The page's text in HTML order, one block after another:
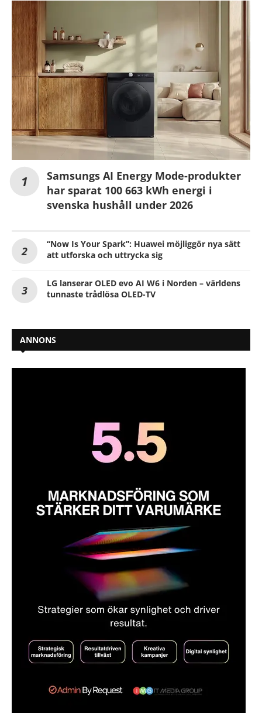
Samsungs AI Energy Mode-produkter
har sparat 100 663 kWh energi i
svenska hushåll under 2026
“Now Is Your Spark”: Huawei möjliggör nya sätt
att utforska och uttrycka sig
LG lanserar OLED evo AI W6 i Norden – världens
tunnaste trådlösa OLED-TV
ANNONS